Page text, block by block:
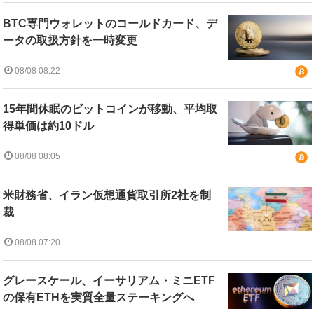
BTC専門ウォレットのコールドカード、デ
ータの取扱方針を一時変更
08/08 08:22
15年間休眠のビットコインが移動、平均取
得単価は約10ドル
08/08 08:05
米財務省、イラン仮想通貨取引所2社を制
裁
08/08 07:20
グレースケール、イーサリアム・ミニETF
の保有ETHを実質全量ステーキングへ